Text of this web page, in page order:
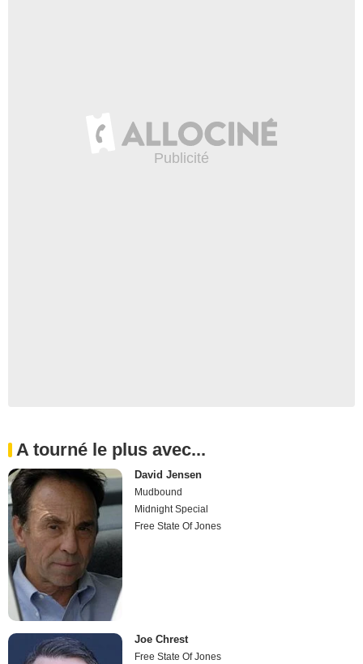
A tourné le plus avec...
David Jensen
Mudbound
Midnight Special
Free State Of Jones
Joe Chrest
Free State Of Jones